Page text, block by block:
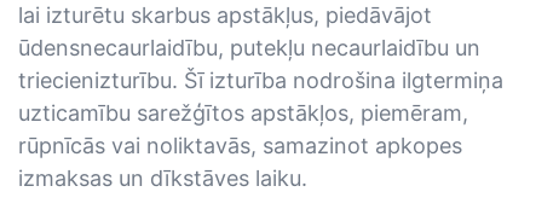
lai izturētu skarbus apstākļus, piedāvājot
ūdensnecaurlaidību, putekļu necaurlaidību un
triecienizturību. Šī izturība nodrošina ilgtermiņa
uzticamību sarežģītos apstākļos, piemēram,
rūpnīcās vai noliktavās, samazinot apkopes
izmaksas un dīkstāves laiku.